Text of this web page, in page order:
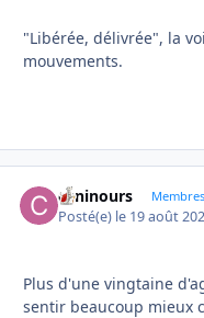
"Libérée, délivrée", la
mouvements.
caninours Membres
Posté(e) le 19 août
Plus d'une vingtaine
sentir beaucoup mieux